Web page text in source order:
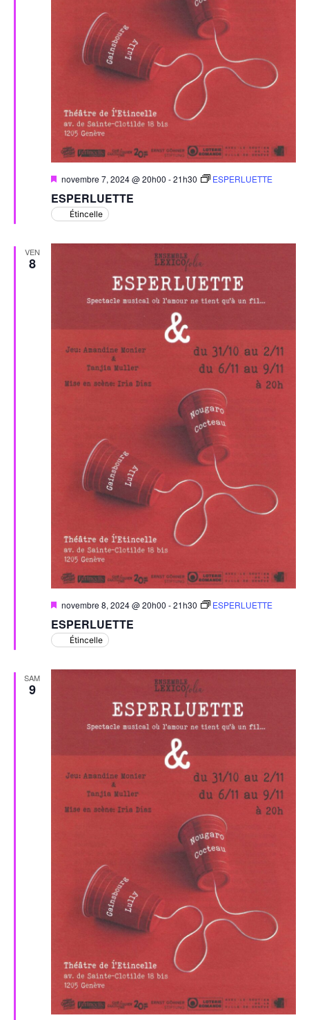
ESPERLUETTE
Mis
avant
novembre 7, 2024 @ 20h00 -21h30 ESPERLUETTE
Étincelle
VEN
8
ESPERLUETTE
Mis
avant
novembre 8, 2024 @ 20h00 -21h30 ESPERLUETTE
Étincelle
SAM
9